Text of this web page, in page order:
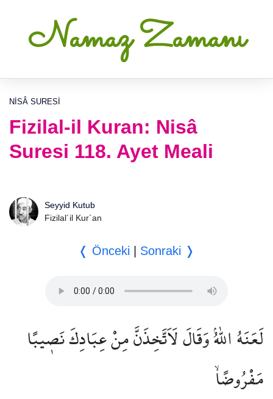
Namaz Zamanı
NISÂ SURESI
Fizilal-il Kuran: Nisâ
Suresi 118. Ayet Meali
Seyyid Kutub
Fizilal´il Kur`an
❬ Önceki Sonraki ❭
لَعَنَهُ اللّٰهُۢ وَقَالَ لَاَتَّخِذَنَّ مِنْ عِبَادِكَ نَص۪يبًا
مَفْرُوضًاۙ